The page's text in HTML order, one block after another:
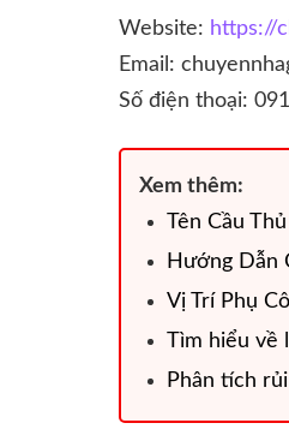
Website: https://
Email:
Số điện thoại:
Xem thêm:
Tên Cầu
Hướng Dẫn
Vị Trí Phụ
Tìm hiểu về
Phân tích